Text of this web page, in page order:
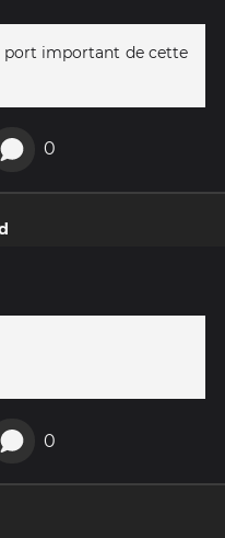
port important de cette
0
0